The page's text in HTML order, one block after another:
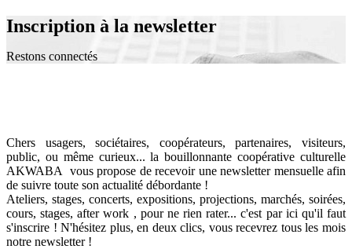
Inscription à la newsletter
Restons connectés
Chers usagers, sociétaires, coopérateurs, partenaires, visiteurs,
public, ou même curieux... la bouillonnante coopérative culturelle
AKWABA vous propose de recevoir une newsletter mensuelle afin
de suivre toute son actualité débordante !
Ateliers, stages, concerts, expositions, projections, marchés, soirées,
cours, stages, after work , pour ne rien rater... c'est par ici qu'il faut
s'inscrire ! N'hésitez plus, en deux clics, vous recevrez tous les mois
notre newsletter !